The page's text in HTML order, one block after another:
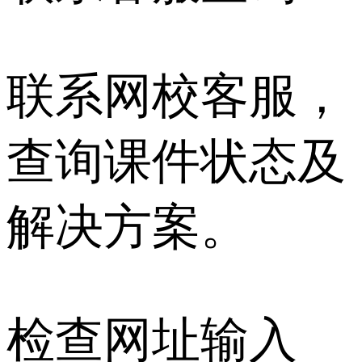
联系网校客服，
查询课件状态及
解决方案。
检查网址输入